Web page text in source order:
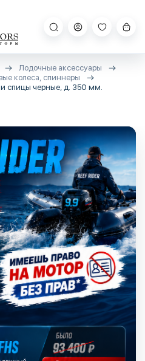
Лодочные аксессуары
колеса, спиннеры
и спицы черные, д. 350 мм.